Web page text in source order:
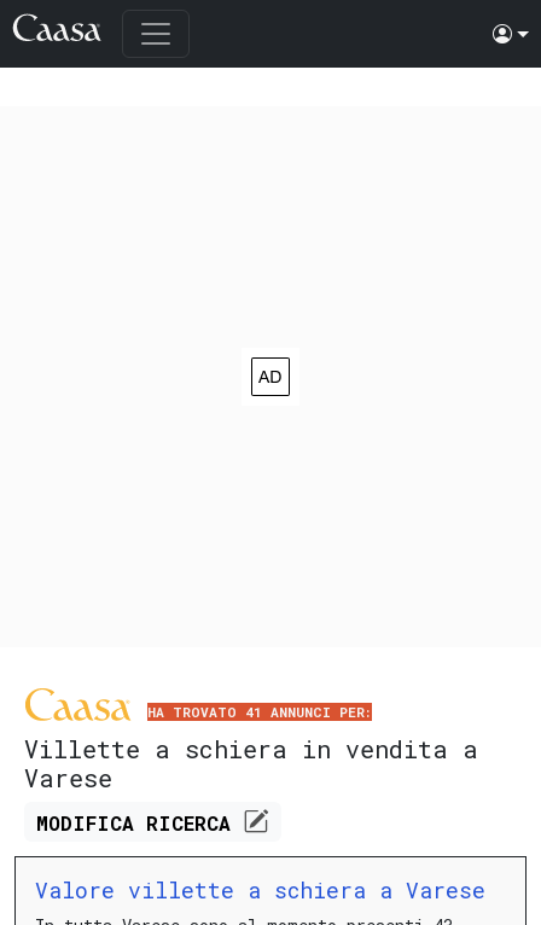
HA TROVATO 41 ANNUNCI PER:
Villette a schiera in vendita a
Varese
MODIFICA RICERCA
Valore villette a schiera a Varese